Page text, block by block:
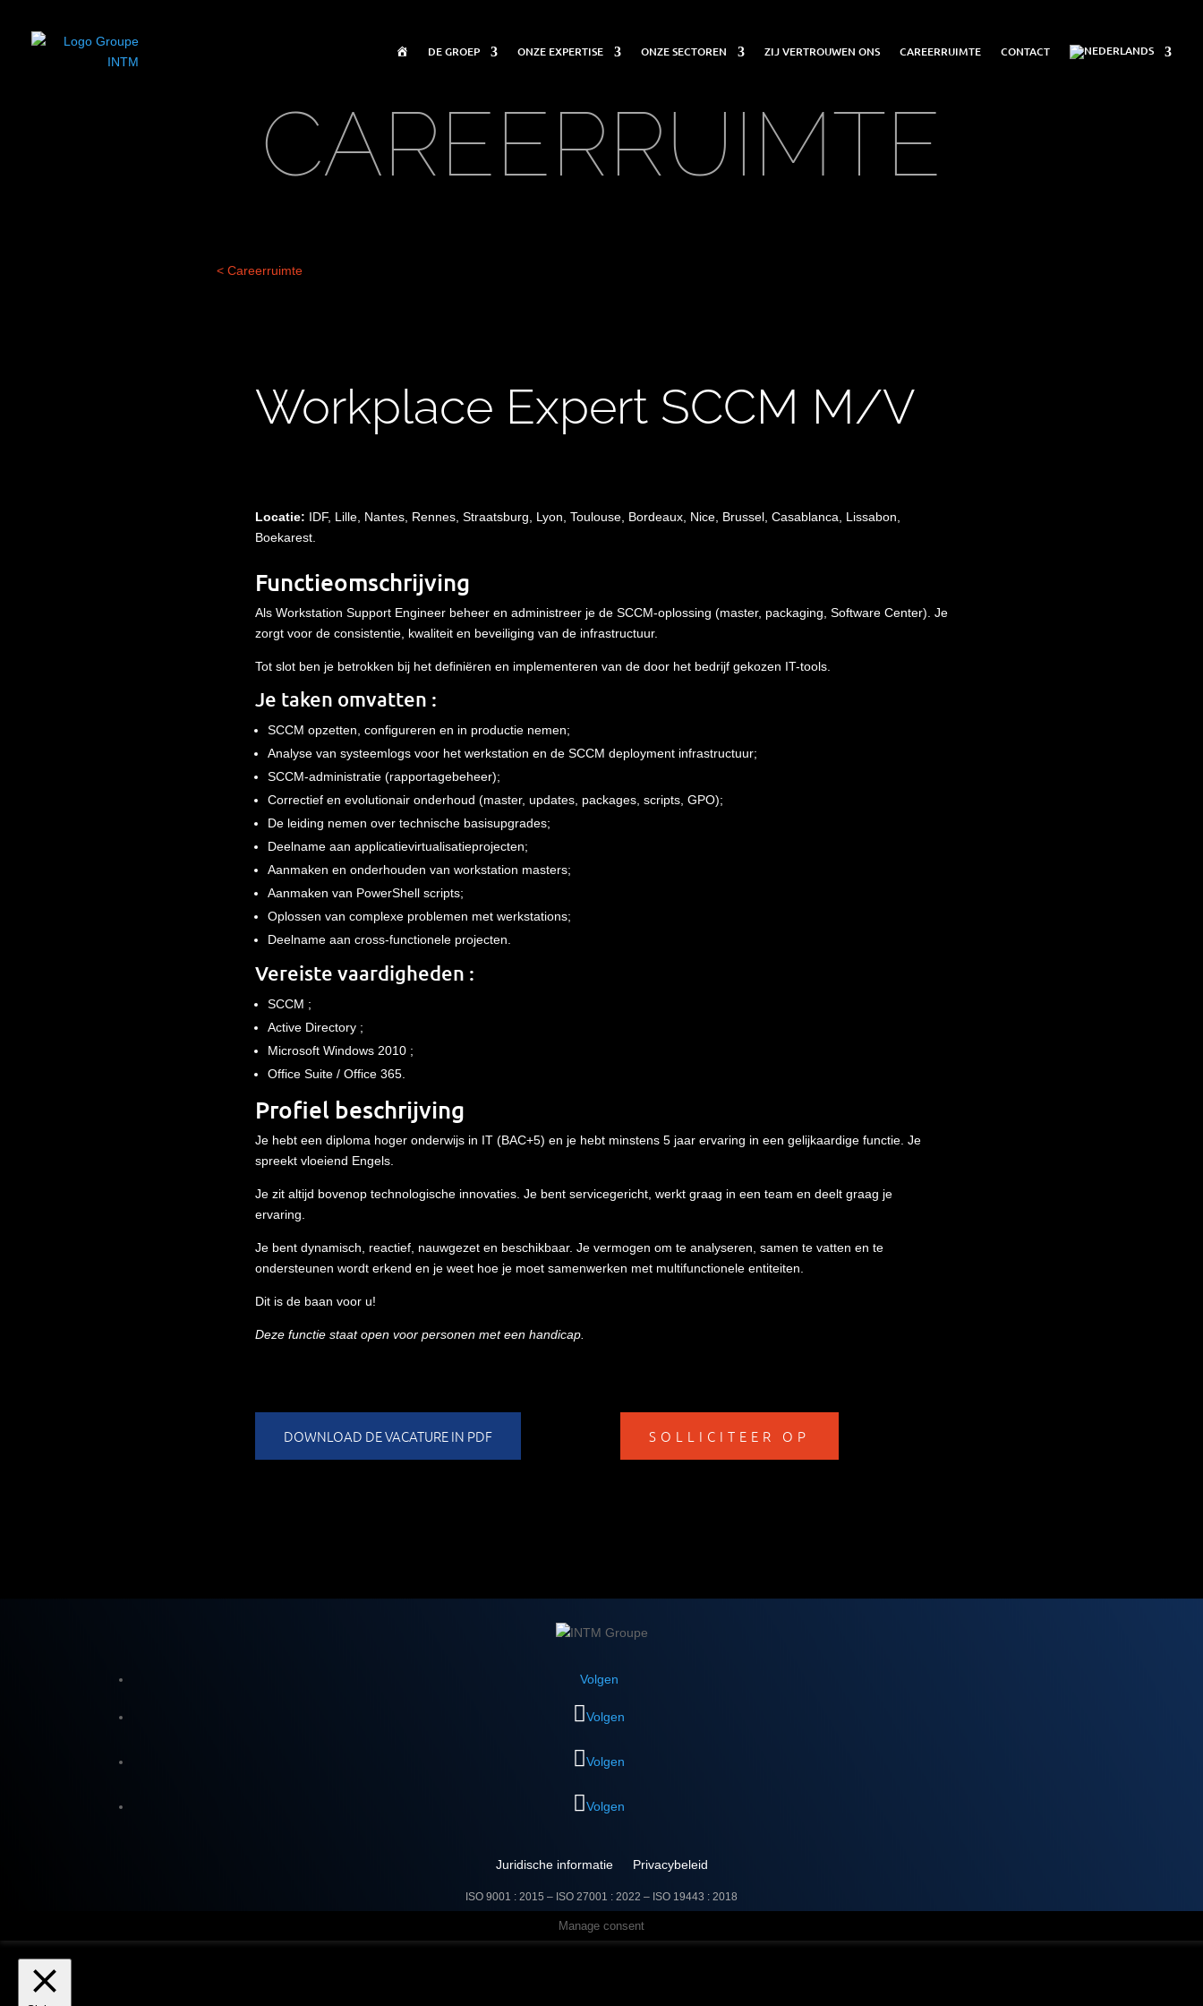
WELKOMDE GROEP ONZE EXPERTISE ONZE SECTOREN ZIJ VERTROUWEN ONS CAREERRUIMTE CONTACT
CAREERRUIMTE
< Careerruimte
Workplace Expert SCCM M/V
Locatie: IDF, Lille, Nantes, Rennes, Straatsburg , Lyon, Toulouse, Bordeaux, Nice, Brussel, Casablanca, Lissabon
Boekarest.
Functieomschrijving
Als Workstation Support Engineer beheer en administreer je de SCCM-oplossing (master, packaging, Software Center). Je
zorgt voor de consistentie, kwaliteit en beveiliging van de infrastructuur.
Tot slot ben je betrokken bij het definiëren en implementeren van de door het bedrijf gekozen IT-tools.
Je taken omvatten :
SCCM opzetten, configureren en in productie nemen;
Analyse van systeemlogs voor het werkstation en de SCCM deployment infrastructuur;
SCCM-administratie (rapportagebeheer);
Correctief en evolutionair onderhoud (master, updates, packages, scripts, GPO);
De leiding nemen over technische basisupgrades;
Deelname aan applicatievirtualisatieprojecten;
Aanmaken en onderhouden van workstation masters;
Aanmaken van PowerShell scripts;
Oplossen van complexe problemen met werkstations;
Deelname aan cross-functionele projecten.
Vereiste vaardigheden :
SCCM ;
Active Directory ;
Microsoft Windows 2010 ;
Office Suite / Office 365.
Profiel beschrijving
Je hebt een diploma hoger onderwijs in IT (BAC+5) en je hebt minstens 5 jaar ervaring in een gelijkaardige functie. Je
spreekt vloeiend Engels.
Je zit altijd bovenop technologische innovaties. Je bent servicegericht, werkt graag in een team en deelt graag je
ervaring.
Je bent dynamisch, reactief, nauwgezet en beschikbaar. Je vermogen om te analyseren, samen te vatten en te
ondersteunen wordt erkend en je weet hoe je moet samenwerken met multifunctionele entiteiten.
Dit is de baan voor u!
Deze functie staat open voor personen met een handicap.
DOWNLOAD DE VACATURE IN PDF SOLLICITEER OP
Volgen
Volgen
Volgen
Volgen
Juridische informatie Privacybeleid
ISO 9001 : 2015 – ISO 27001 : 2022 – ISO 19443 : 2018
Manage consent